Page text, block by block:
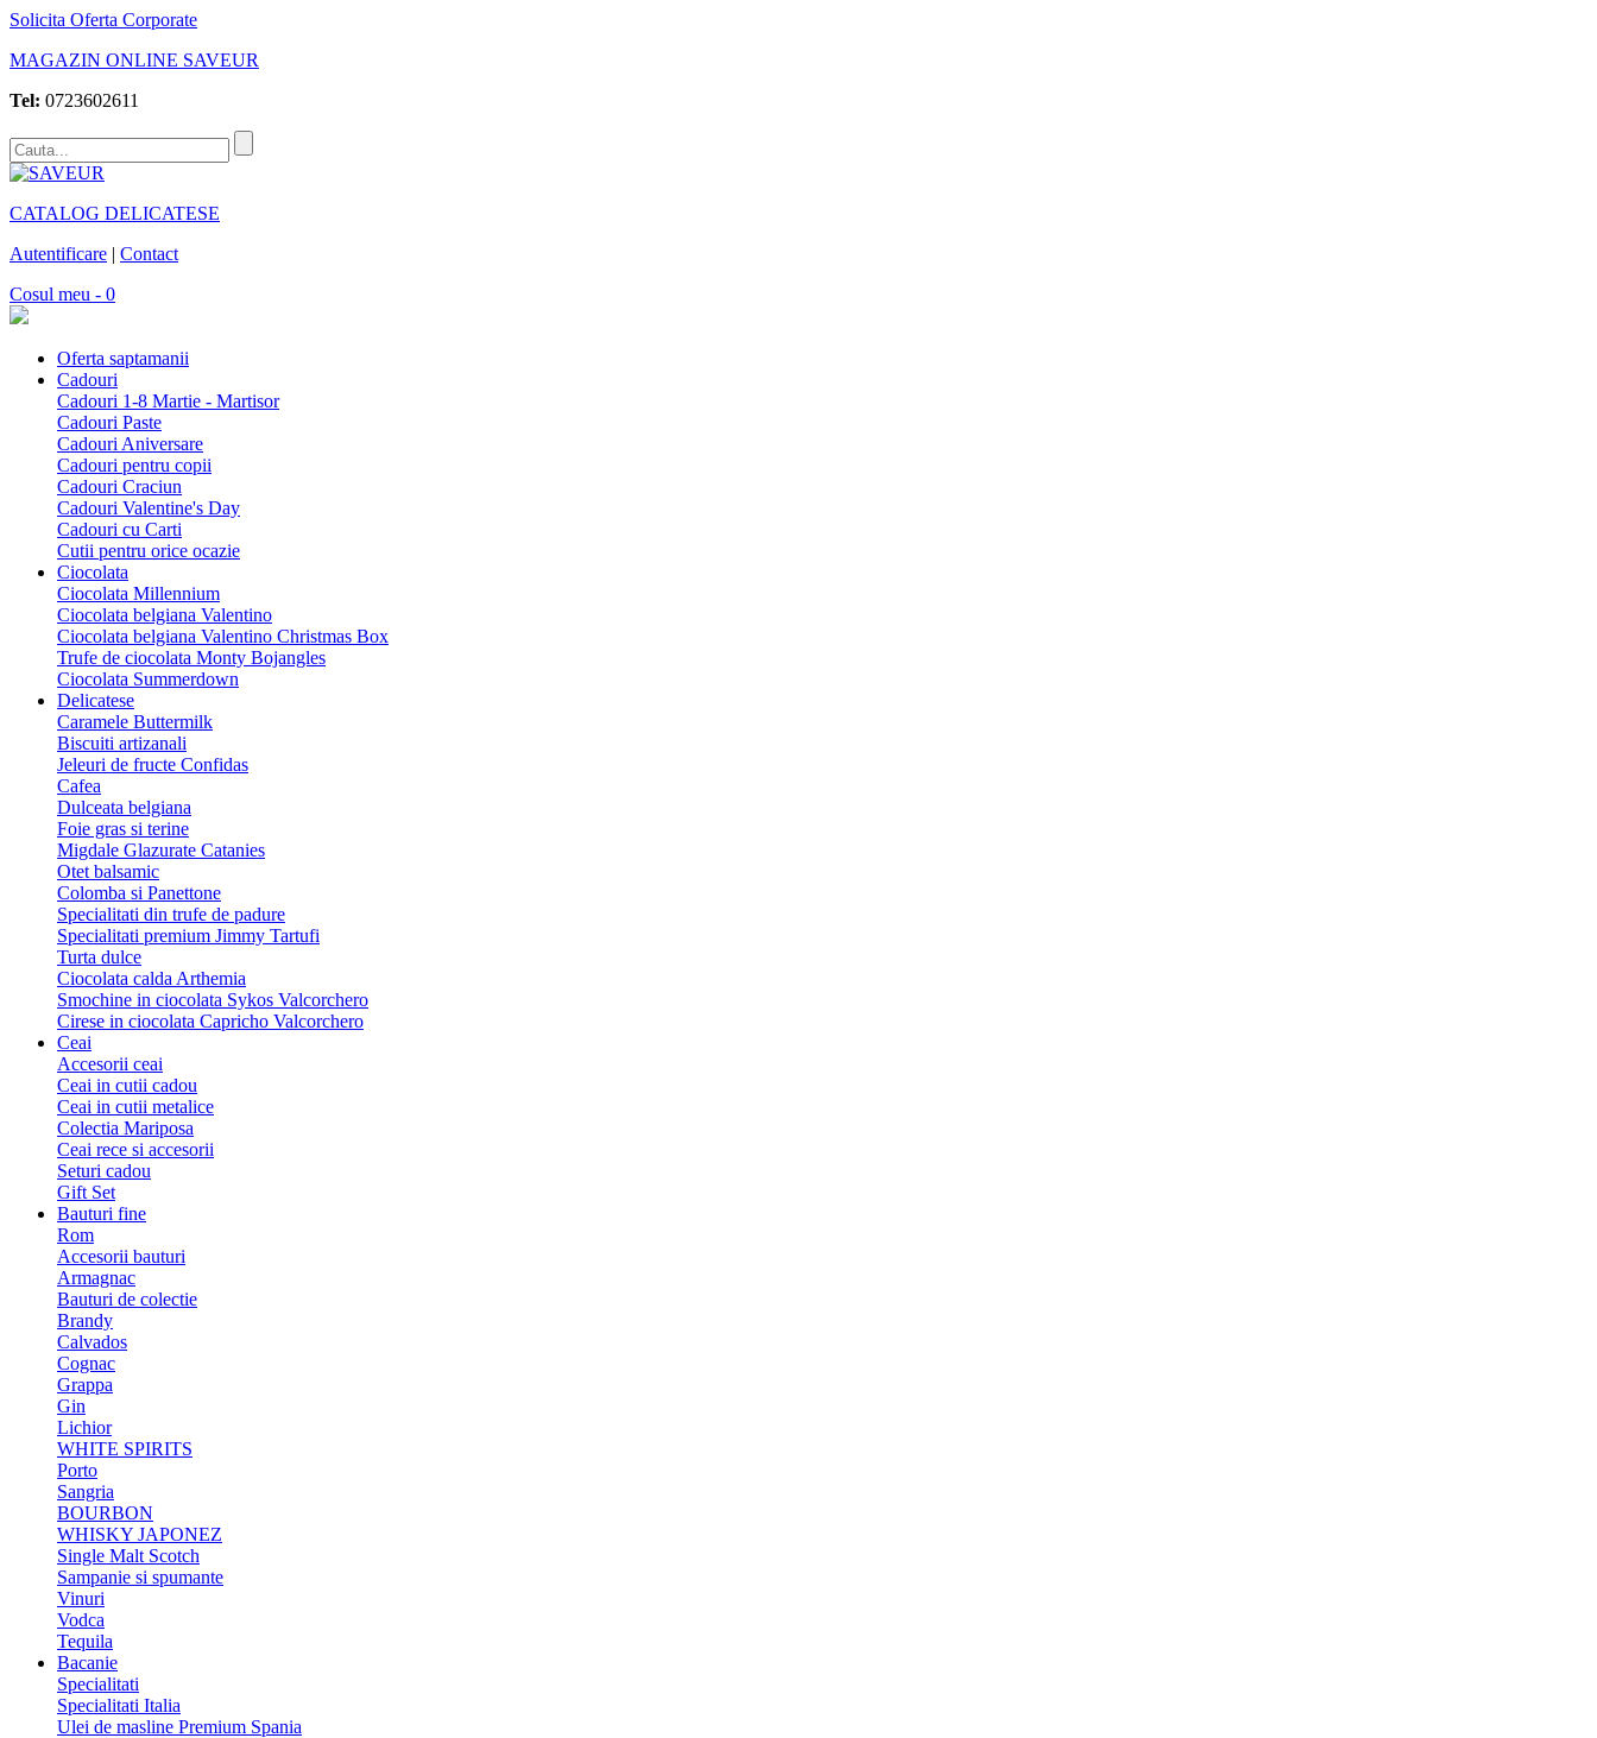
Solicita Oferta Corporate
MAGAZIN ONLINE SAVEUR
Tel: 0723602611
CATALOG DELICATESE
Autentificare | Contact
Cosul meu - 0
Oferta saptamanii
Cadouri
Cadouri 1-8 Martie - Martisor
Cadouri Paste
Cadouri Aniversare
Cadouri pentru copii
Cadouri Craciun
Cadouri Valentine's Day
Cadouri cu Carti
Cutii pentru orice ocazie
Ciocolata
Ciocolata Millennium
Ciocolata belgiana Valentino
Ciocolata belgiana Valentino Christmas Box
Trufe de ciocolata Monty Bojangles
Ciocolata Summerdown
Delicatese
Caramele Buttermilk
Biscuiti artizanali
Jeleuri de fructe Confidas
Cafea
Dulceata belgiana
Foie gras si terine
Migdale Glazurate Catanies
Otet balsamic
Colomba si Panettone
Specialitati din trufe de padure
Specialitati premium Jimmy Tartufi
Turta dulce
Ciocolata calda Arthemia
Smochine in ciocolata Sykos Valcorchero
Cirese in ciocolata Capricho Valcorchero
Ceai
Accesorii ceai
Ceai in cutii cadou
Ceai in cutii metalice
Colectia Mariposa
Ceai rece si accesorii
Seturi cadou
Gift Set
Bauturi fine
Rom
Accesorii bauturi
Armagnac
Bauturi de colectie
Brandy
Calvados
Cognac
Grappa
Gin
Lichior
WHITE SPIRITS
Porto
Sangria
BOURBON
WHISKY JAPONEZ
Single Malt Scotch
Sampanie si spumante
Vinuri
Vodca
Tequila
Bacanie
Specialitati
Specialitati Italia
Ulei de masline Premium Spania